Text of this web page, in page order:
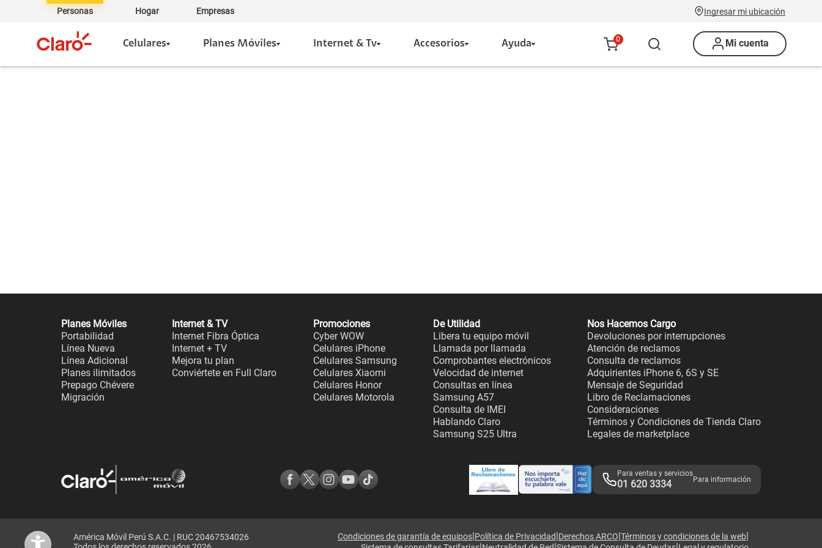
Personas Hogar Empresas Ingresar mi ubicación
Celulares Planes Móviles Internet & Tv Accesorios Ayuda 0 Mi cuenta
Planes Móviles
Portabilidad
Línea Nueva
Línea Adicional
Planes ilimitados
Prepago Chévere
Migración
Internet & TV
Internet Fibra Óptica
Internet + TV
Mejora tu plan
Conviértete en Full Claro
Promociones
Cyber WOW
Celulares iPhone
Celulares Samsung
Celulares Xiaomi
Celulares Honor
Celulares Motorola
De Utilidad
Libera tu equipo móvil
Llamada por llamada
Comprobantes electrónicos
Velocidad de internet
Consultas en línea
Samsung A57
Consulta de IMEI
Hablando Claro
Samsung S25 Ultra
Nos Hacemos Cargo
Devoluciones por interrupciones
Atención de reclamos
Consulta de reclamos
Adquirientes iPhone 6, 6S y SE
Mensaje de Seguridad
Libro de Reclamaciones
Consideraciones
Términos y Condiciones de Tienda Claro
Legales de marketplace
Para ventas y servicios
01 620 3334 Para información
América Móvil Perú S.A.C. | RUC 20467534026
Condiciones de garantía de equipos|Política de Privacidad|Derechos ARCO|Términos y condiciones de la web|